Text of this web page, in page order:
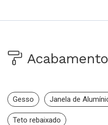
Acabamento
Gesso Janela de
Teto rebaixado